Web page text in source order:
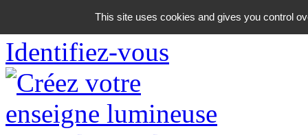
06 18 42 08 59
Identifiez-vous
This site uses cookies and gives you control